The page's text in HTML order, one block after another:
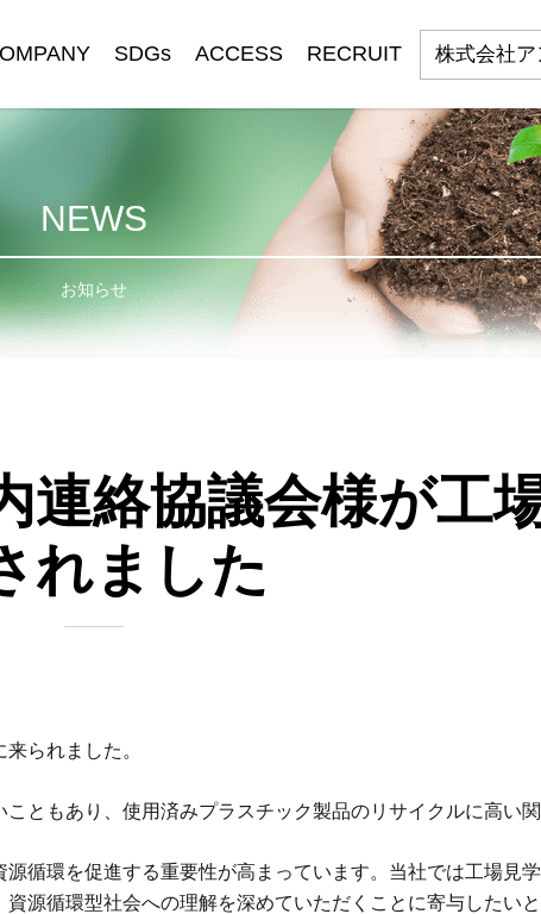
SDGs ACCESS RECRUIT 株式会社ア
NEWS
お知らせ
連絡協議会様が工
れました
られました。
ともあり、使用済みプラスチック製品のリサイクルに高い
循環を促進する重要性が高まっています。 当社では工場見
源循環型社会への理解を深めていただくことに寄与したいと